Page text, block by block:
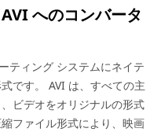
へのコンバータ
ティング システムにネイテ
です。 AVI は、すべての主
ビデオをオリジナルの形式
ファイル形式により、映画